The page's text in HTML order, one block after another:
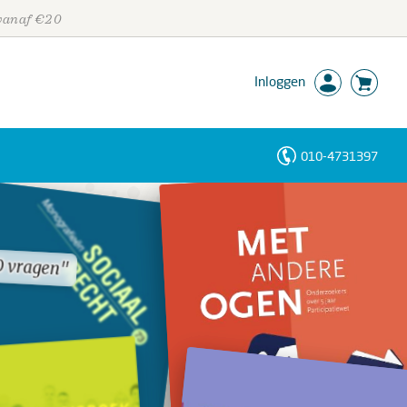
€20
Inloggen
010-4731397
vragen"
vragen"
Personen
Trefwoorden